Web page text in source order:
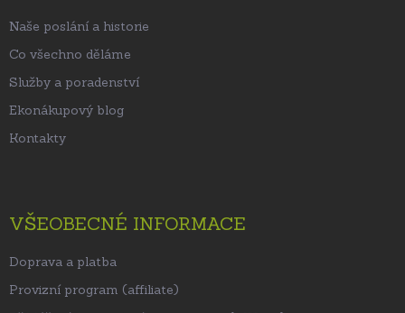
Naše poslání a historie
Co všechno děláme
Služby a poradenství
Ekonákupový blog
Kontakty
VŠEOBECNÉ INFORMACE
Doprava a platba
Provizní program (affiliate)